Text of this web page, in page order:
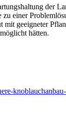
der
einer
geeigneter
hätten.